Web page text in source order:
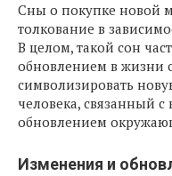
Сны о покупке новой
толкование в
В целом, такой сон
обновлением в жизни
символизировать
человека, связанный
обновлением
Изменения и